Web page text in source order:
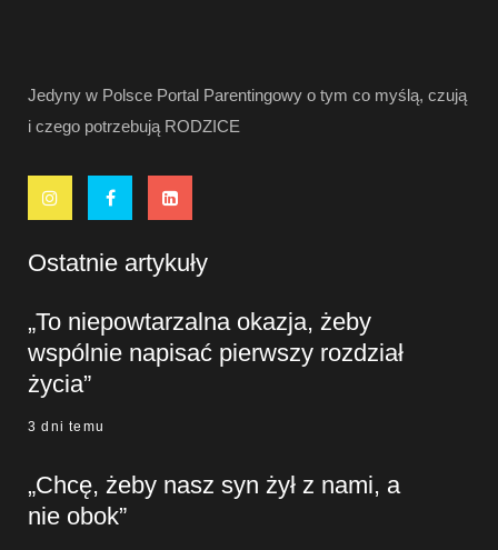
Jedyny w Polsce Portal Parentingowy o tym co myślą, czują
i czego potrzebują RODZICE
Ostatnie artykuły
„To niepowtarzalna okazja, żeby
wspólnie napisać pierwszy rozdział
życia”
3 dni temu
„Chcę, żeby nasz syn żył z nami, a
nie obok”